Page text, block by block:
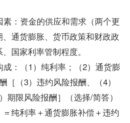
：资金的供应和需求（两个更
通货膨胀、货币政策和财政政
国家利率管制程度。
：（1）纯利率；（2）通货膨
［（3）违约风险报酬、（4）
期限风险报酬］（选择/简答）
纯利率＋通货膨胀补偿＋违约